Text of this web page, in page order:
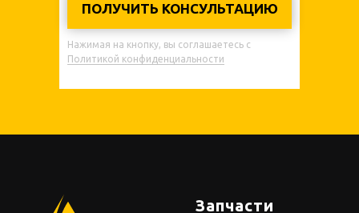
ПОЛУЧИТЬ КОНСУЛЬТАЦИЮ
Нажимая на кнопку, вы соглашаетесь с
Политикой конфиденциальности
Запчасти